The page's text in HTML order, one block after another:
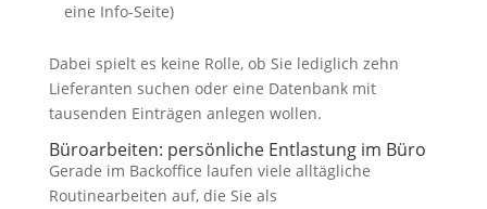
eine Info-Seite)
Dabei spielt es keine Rolle, ob Sie lediglich zehn
Lieferanten suchen oder eine Datenbank mit
tausenden Einträgen anlegen wollen.
Büroarbeiten: persönliche Entlastung im Büro
Gerade im Backoffice laufen viele alltägliche
Routinearbeiten auf, die Sie als